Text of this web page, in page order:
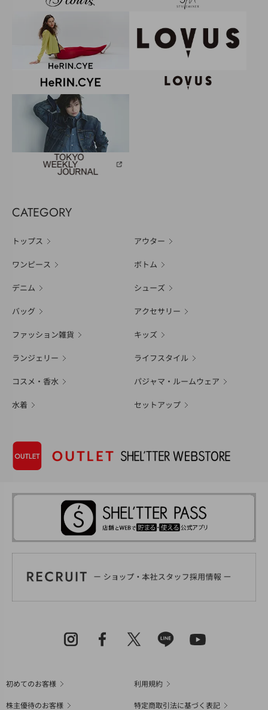
CATEGORY
トップス アウター
ワンピース ボトム
デニム シューズ
バッグ アクセサリー
ファッション雑貨 キッズ
ランジェリー ライフスタイル
コスメ・香水 パジャマ・ルームウェア
水着 セットアップ
初めてのお客様
利用規約
株主優待のお客様
特定商取引法に基づく表記